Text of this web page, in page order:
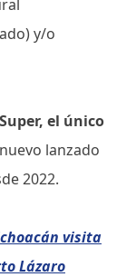
y/o
el único
lanzado
2022.
visita
Lázaro